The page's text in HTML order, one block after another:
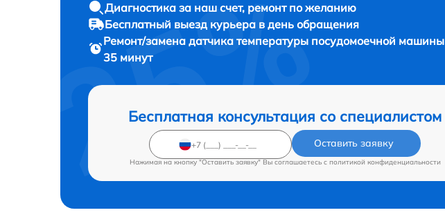
Диагностика за наш счет, ремонт по желанию
Бесплатный выезд курьера в день обращения
Ремонт/замена датчика температуры посудомоечной машины
35 минут
Бесплатная консультация со специалистом
Оставить заявку
Нажимая на кнопку "Оставить заявку" Вы соглашаетесь c политикой конфиденциальности